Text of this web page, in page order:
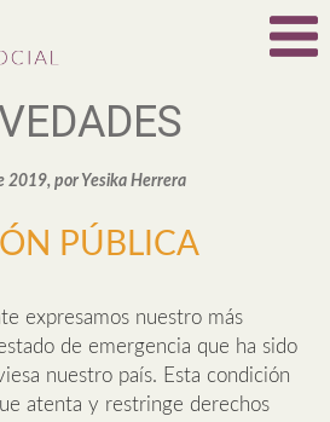
2019, por Yesika Herrera
PÚBLICA
expresamos nuestro más
de emergencia que ha sido
nuestro país. Esta condición
atenta y restringe derechos